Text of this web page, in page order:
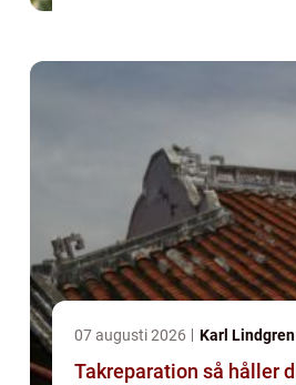
07 augusti 2026 Karl Lindgren
Takreparation så håller du taket tätt,